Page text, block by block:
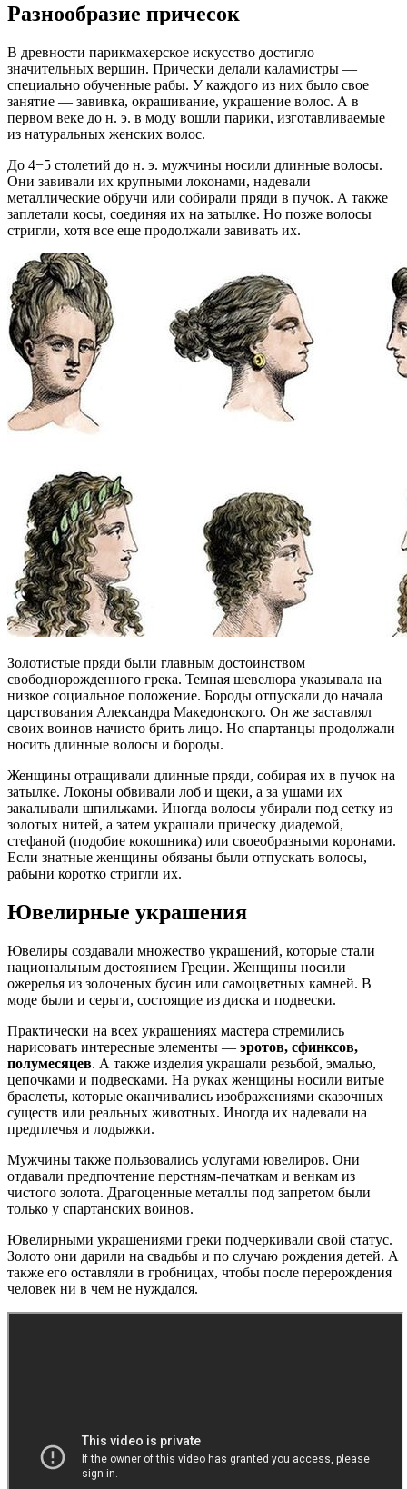
Разнообразие причесок
В древности парикмахерское искусство достигло
значительных вершин. Прически делали каламистры —
специально обученные рабы. У каждого из них было свое
занятие — завивка, окрашивание, украшение волос. А в
первом веке до н. э. в моду вошли парики, изготавливаемые
из натуральных женских волос.
До 4−5 столетий до н. э. мужчины носили длинные волосы.
Они завивали их крупными локонами, надевали
металлические обручи или собирали пряди в пучок. А также
заплетали косы, соединяя их на затылке. Но позже волосы
стригли, хотя все еще продолжали завивать их.
Золотистые пряди были главным достоинством
свободнорожденного грека. Темная шевелюра указывала на
низкое социальное положение. Бороды отпускали до начала
царствования Александра Македонского. Он же заставлял
своих воинов начисто брить лицо. Но спартанцы продолжали
носить длинные волосы и бороды.
Женщины отращивали длинные пряди, собирая их в пучок на
затылке. Локоны обвивали лоб и щеки, а за ушами их
закалывали шпильками. Иногда волосы убирали под сетку из
золотых нитей, а затем украшали прическу диадемой,
стефаной (подобие кокошника) или своеобразными коронами.
Если знатные женщины обязаны были отпускать волосы,
рабыни коротко стригли их.
Ювелирные украшения
Ювелиры создавали множество украшений, которые стали
национальным достоянием Греции. Женщины носили
ожерелья из золоченых бусин или самоцветных камней. В
моде были и серьги, состоящие из диска и подвески.
Практически на всех украшениях мастера стремились
нарисовать интересные элементы — эротов, сфинксов,
полумесяцев. А также изделия украшали резьбой, эмалью,
цепочками и подвесками. На руках женщины носили витые
браслеты, которые оканчивались изображениями сказочных
существ или реальных животных. Иногда их надевали на
предплечья и лодыжки.
Мужчины также пользовались услугами ювелиров. Они
отдавали предпочтение перстням-печаткам и венкам из
чистого золота. Драгоценные металлы под запретом были
только у спартанских воинов.
Ювелирными украшениями греки подчеркивали свой статус.
Золото они дарили на свадьбы и по случаю рождения детей. А
также его оставляли в гробницах, чтобы после перерождения
человек ни в чем не нуждался.